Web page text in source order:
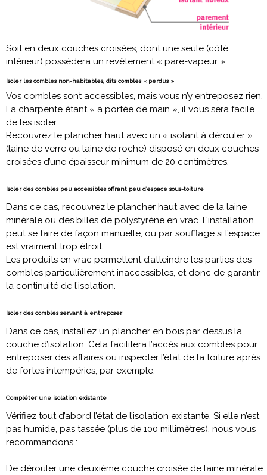
Soit en deux couches croisées, dont une seule (côté
intérieur) possèdera un revêtement « pare-vapeur ».
Isoler les combles non-habitables, dits combles « perdus »
Vos combles sont accessibles, mais vous n’y entreposez rien.
La charpente étant « à portée de main », il vous sera facile
de les isoler.
Recouvrez le plancher haut avec un « isolant à dérouler »
(laine de verre ou laine de roche) disposé en deux couches
croisées d’une épaisseur minimum de 20 centimètres.
Isoler des combles peu accessibles offrant peu d’espace sous-toiture
Dans ce cas, recouvrez le plancher haut avec de la laine
minérale ou des billes de polystyrène en vrac. L’installation
peut se faire de façon manuelle, ou par soufflage si l’espace
est vraiment trop étroit.
Les produits en vrac permettent d’atteindre les parties des
combles particulièrement inaccessibles, et donc de garantir
la continuité de l’isolation.
Isoler des combles servant à entreposer
Dans ce cas, installez un plancher en bois par dessus la
couche d’isolation. Cela facilitera l’accès aux combles pour
entreposer des affaires ou inspecter l’état de la toiture après
de fortes intempéries, par exemple.
Compléter une isolation existante
Vérifiez tout d’abord l’état de l’isolation existante. Si elle n’est
pas humide, pas tassée (plus de 100 millimètres), nous vous
recommandons :
De dérouler une deuxième couche croisée de laine minérale